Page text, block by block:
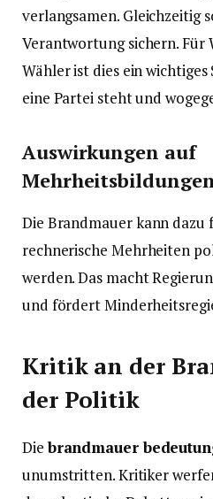
verlangsamen. Gleichzeitig
Verantwortung sichern. Für
Wähler ist dies ein wichtiges
eine Partei steht und
Auswirkungen auf
Die Brandmauer kann dazu
rechnerische Mehrheiten
werden. Das macht
und fördert
Kritik an der
der Politik
Diebrandmauer
unumstritten. Kritiker